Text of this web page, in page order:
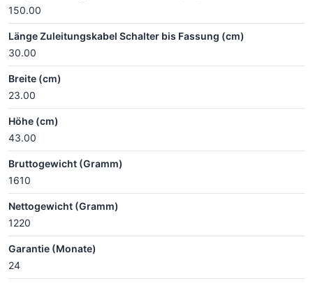
150.00
Länge Zuleitungskabel Schalter bis Fassung (cm)
30.00
Breite (cm)
23.00
Höhe (cm)
43.00
Bruttogewicht (Gramm)
1610
Nettogewicht (Gramm)
1220
Garantie (Monate)
24